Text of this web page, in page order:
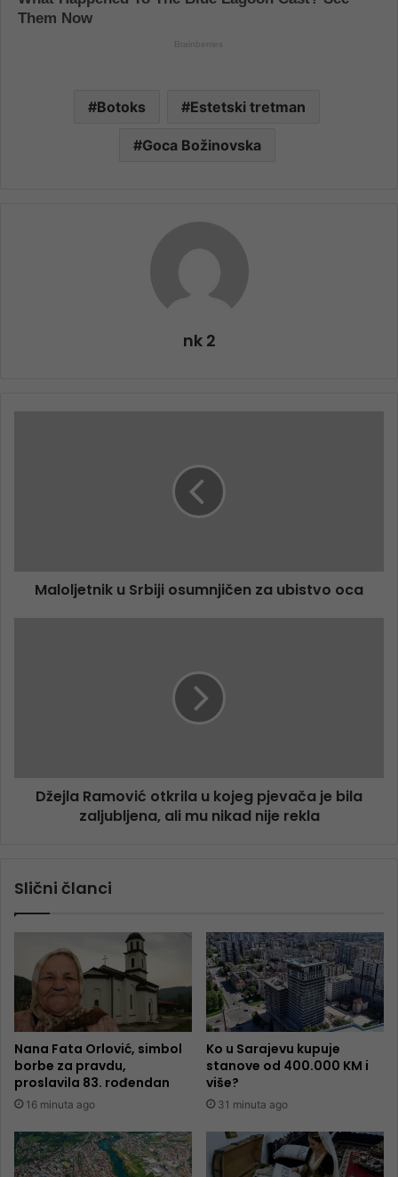
Botoks Estetski tretman
Goca Božinovska
nk 2
Maloljetnik u Srbiji osumnjičen za ubistvo oca
Džejla Ramović otkrila u kojeg pjevača je bila
zaljubljena, ali mu nikad nije rekla
Slični članci
Nana Fata Orlović, simbol
borbe za pravdu,
proslavila 83. rođendan
16 minuta ago
Ko u Sarajevu kupuje
stanove od 400.000 KM i
više?
31 minuta ago